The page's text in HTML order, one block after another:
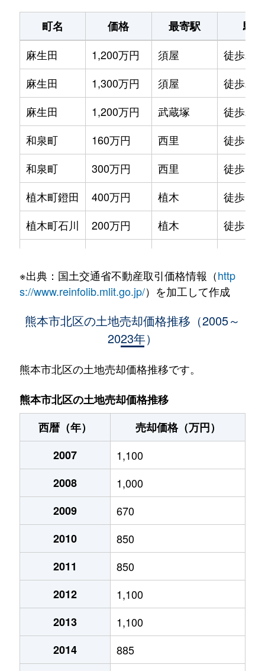
町名 価格 最寄駅
駅
麻生田
1,200万円 須屋
徒歩24
麻生田
1,300万円 須屋
徒歩25
麻生田
1,200万円 武蔵塚
徒歩28
和泉町
160万円 西里
徒歩19
和泉町
300万円 西里
徒歩19
植木町鐙田
400万円 植木
徒歩18
植木町石川
200万円 植木
徒歩1時
植木町岩野
1,700万円 植木
徒歩1時
380万円
植木町岩野
900万円 植木
植木町岩野
1,700万円 植木
植木町岩野
1,000万円 植木
植木町植木
9,000万円
植木町鞍掛
800万円
植木町大和
770万円
植木町滴水
900万円
植木町滴水
800万円
植木町滴水
350万円
植木町滴水
400万円
植木町富応
430万円
※出典：国土交通省不動産取引価格情報（http
s://www.reinfolib.mlit.go.jp/）を加工して作成
熊本市北区の土地売却価格推移（2005～
2023年）
熊本市北区の土地売却価格推移です。
熊本市北区の土地売却価格推移
西暦（年）
売却価格（万円）
2007
1,100
2008
1,000
2009
670
2010
850
2011
850
2012
1,100
2013
1,100
2014
885